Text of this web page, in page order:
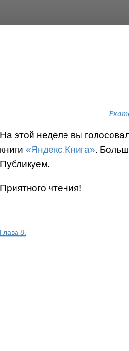
На этой неделе вы
книги «Яндекс.Книга».
Публикуем.
Приятного чтения!
Глава 8.